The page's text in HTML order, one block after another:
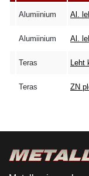
Alumiinium Al.
Alumiinium Al.
Teras Leht
Teras ZN